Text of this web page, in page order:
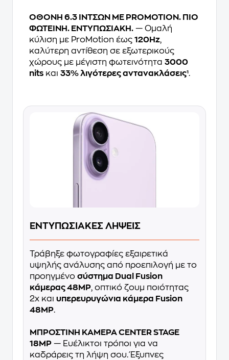
ΟΘΟΝΗ 6.3 ΙΝΤΣΩΝ ΜΕ PROMOTION. ΠΙΟ
ΦΩΤΕΙΝΗ. ΕΝΤΥΠΩΣΙΑΚΗ. — Ομαλή
κύλιση με ProMotion έως 120Hz,
καλύτερη αντίθεση σε εξωτερικούς
χώρους με μέγιστη φωτεινότητα 3000
nits και 33% λιγότερες αντανακλάσεις¹.
ΕΝΤΥΠΩΣΙΑΚΕΣ ΛΗΨΕΙΣ
Τράβηξε φωτογραφίες εξαιρετικά
υψηλής ανάλυσης από προεπιλογή με το
προηγμένο σύστημα Dual Fusion
κάμερας 48MP, οπτικό ζουμ ποιότητας
2x και υπερευρυγώνια κάμερα Fusion
48MP.
ΜΠΡΟΣΤΙΝΗ ΚΑΜΕΡΑ CENTER STAGE
18MP — Ευέλικτοι τρόποι για να
καδράρεις τη λήψη σου. Έξυπνες